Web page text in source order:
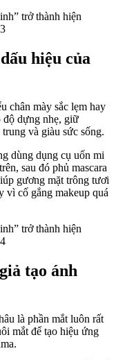
hiệu của
chân mày sắc lẹm hay
độ dựng nhẹ, giữ
và giàu sức sống.
dùng dụng cụ uốn mi
sau đó phủ mascara
gương mặt trông tươi
vì cố gắng makeup quá
tạo ánh
là phần mắt luôn rất
mắt để tạo hiệu ứng